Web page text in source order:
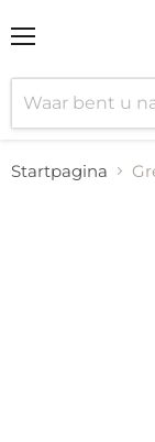
Startpagina